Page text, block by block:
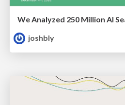
joshbly